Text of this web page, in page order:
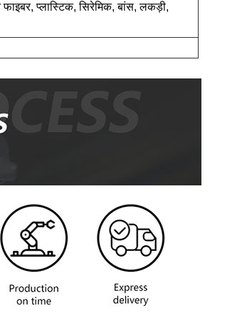
फाइबर, प्लास्टिक, सिरेमिक, बांस, लकड़ी,